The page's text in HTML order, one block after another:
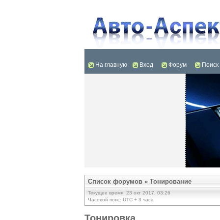
На главную Вход Форум Поиск
Список форумов » Тонирование
Текущее время: 23 окт 2017, 03:26
Часовой пояс: UTC + 3 часа